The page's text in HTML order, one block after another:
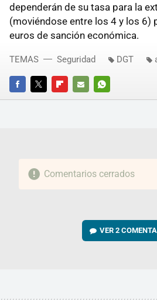
dependerán de su tasa para la
(moviéndose entre los 4 y los 6)
euros de sanción económica.
FACEBOOKTWITTERFLIPBOARD
E-
WHATSAPP
TEMAS Seguridad DGT
Comentarios cerrados
VER2